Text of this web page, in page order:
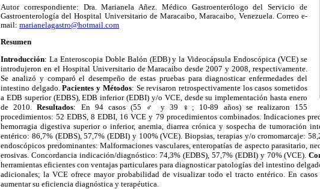
Autor correspondiente: Dra. Marianela Añez. Médico Gastroenterólogo del Servicio de
Gastroenterología del Hospital Universitario de Maracaibo, Maracaibo, Venezuela. Correo e-
mail: marianelagastro@hotmail.com
Resumen
Introducción: La Enteroscopia Doble Balón (EDB) y la Videocápsula Endoscópica (VCE) se
introdujeron en el Hospital Universitario de Maracaibo desde 2007 y 2008, respectivamente.
Se analizó y comparó el desempeño de estas pruebas para diagnosticar enfermedades del
intestino delgado.Pacientes y Métodos: Se revisaron retrospectivamente los casos sometidos
a EDB superior (EDBS), EDB inferior (EDBI) y/o VCE, desde su implementación hasta enero
de 2010.Resultados: En 94 casos (55 ♂ y 39 ♀ ; 10-89 años) se realizaron 155
procedimientos: 52 EDBS, 8 EDBI, 16 VCE y 79 procedimientos combinados. Indicaciones
hemorragia digestiva superior o inferior, anemia, diarrea crónica y sospecha de tumoración
entérico: 86,7% (EDBS), 57,7% (EDBI) y 100% (VCE). Biopsias, terapias y/o cromomarcaje:
endoscópicos predominantes: Malformaciones vasculares, enteropatías de aspecto parasitario,
erosivas. Concordancia indicación/diagnóstico: 74,3% (EDBS), 57,7% (EDBI) y 70% (VCE).
herramientas eficientes con ventajas particulares para diagnosticar patologías del intestino
adicionales; la VCE ofrece mayor probabilidad de visualizar todo el tracto entérico. En casos
aumentar su eficiencia diagnóstica y terapéutica.